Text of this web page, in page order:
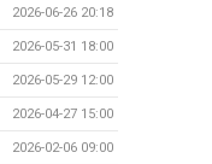
2026-06-26 20:18
2026-05-31 18:00
2026-05-29 12:00
2026-04-27 15:00
2026-02-06 09:00